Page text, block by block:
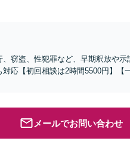
窃盗、性犯罪など、早期釈放や
応【初回相談は2時間5500円】【
メールでお問い合わせ